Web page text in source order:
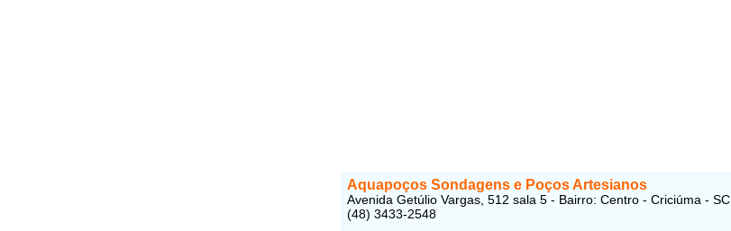
Aquapoços Sondagens e Poços Artesianos
Avenida Getúlio Vargas, 512 sala 5 - Bairro: Centro - Criciúma - SC
(48) 3433-2548